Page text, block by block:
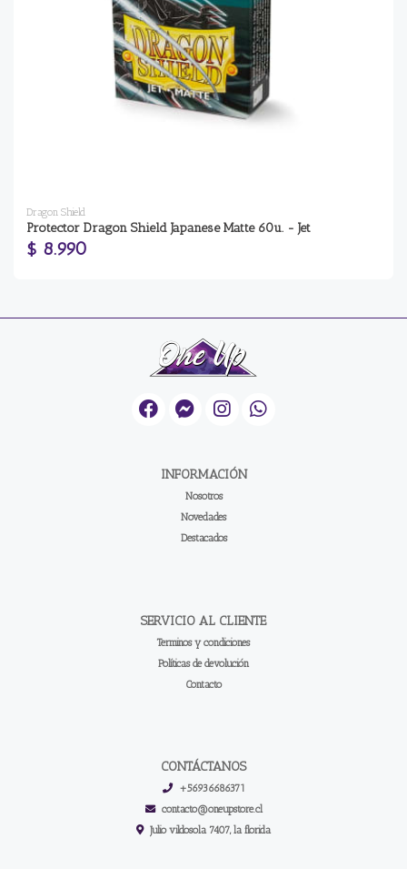
Dragon Shield
Protector Dragon Shield Japanese Matte 60u. - Jet
$ 8.990
INFORMACIÓN
Nosotros
Novedades
Destacados
SERVICIO AL CLIENTE
Terminos y condiciones
Políticas de devolución
Contacto
CONTÁCTANOS
+56936686371
contacto@oneupstore.cl
Julio vildosola 7407, la florida